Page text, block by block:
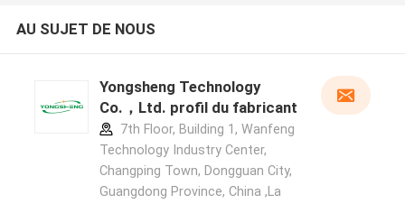
AU SUJET DE NOUS
Yongsheng Technology
Co.，Ltd. profil du fabricant
7th Floor, Building 1, Wanfeng
Technology Industry Center,
Changping Town, Dongguan City,
Guangdong Province, China ,La